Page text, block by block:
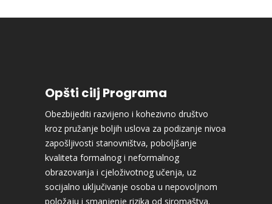
Opšti cilj Programa
Obezbijediti razvijeno i kohezivno društvo
kroz pružanje boljih uslova za podizanje nivoa
zapošljivosti stanovništva, poboljšanje
kvaliteta formalnog i neformalnog
obrazovanja i cjeloživotnog učenja, uz
socijalno uključivanje osoba u nepovoljnom
položaju i smanjenje rizika od siromaštva.